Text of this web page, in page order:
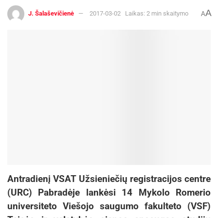
J. Šalaševičienė 2017-03-02 Laikas: 2 min skaitymo AA
Antradienį VSAT Užsieniečių registracijos centre
(URC) Pabradėje lankėsi 14 Mykolo Romerio
universiteto Viešojo saugumo fakulteto (VSF)